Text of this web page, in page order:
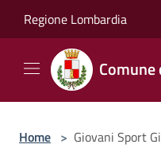
Regione Lombardia
Home > Giovani Sport